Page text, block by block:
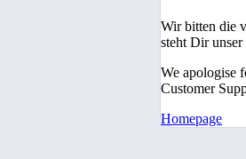
Wir bitten die
steht Dir
We apologise
Customer
Homepage